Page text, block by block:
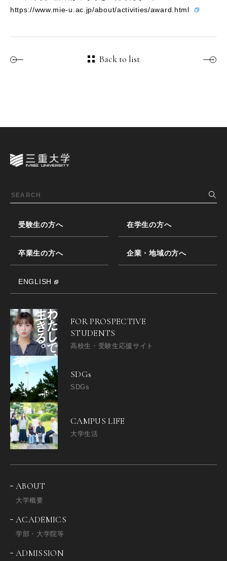
https://www.mie-u.ac.jp/about/activities/award.html
Back to list
受験生の方へ 在学生の方へ
卒業生の方へ 企業・地域の方へ
ENGLISH
FOR PROSPECTIVE
STUDENTS
高校生・受験生応援サイト
SDGs
SDGs
CAMPUS LIFE
大学生活
ABOUT
大学概要
ACADEMICS
学部・大学院等
ADMISSION